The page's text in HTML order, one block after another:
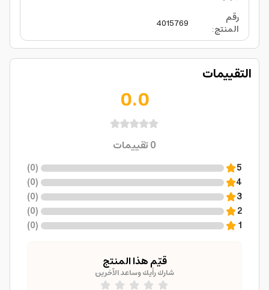
رقم
المنتج:
4015769
التقييمات
0.0
0تقييمات
5
(
0
)
4
(
0
)
3
(
0
)
2
(
0
)
1
(
0
)
قيّم هذا المنتج
شارك رأيك وساعد الآخرين